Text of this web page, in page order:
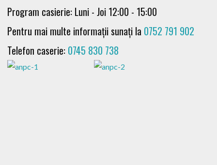
Program casierie: Luni - Joi 12:00 - 15:00
Pentru mai multe informații sunați la 0752 791 902
Telefon caserie: 0745 830 738